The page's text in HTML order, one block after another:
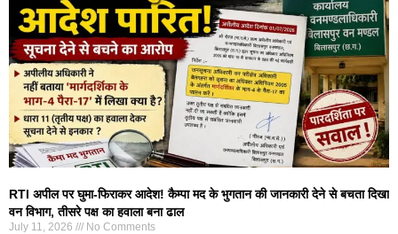
RTI अपील पर घुमा-फिराकर आदेश! कैम्पा मद के भुगतान की जानकारी देने से बचता दिखा
वन विभाग, तीसरे पक्ष का हवाला बना ढाल
July 11, 2026 No Comments